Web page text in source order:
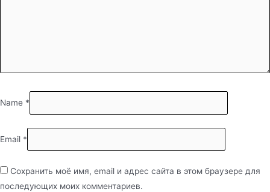
Name *
Email *
Сохранить моё имя, email и адрес сайта в этом браузере для
последующих моих комментариев.